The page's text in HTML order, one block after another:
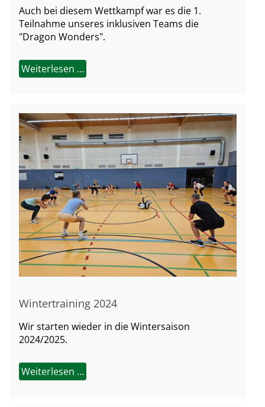
Auch bei diesem Wettkampf war es die 1.
Teilnahme unseres inklusiven Teams die
"Dragon Wonders".
Weiterlesen …
Wintertraining 2024
Wir starten wieder in die Wintersaison
2024/2025.
Weiterlesen …